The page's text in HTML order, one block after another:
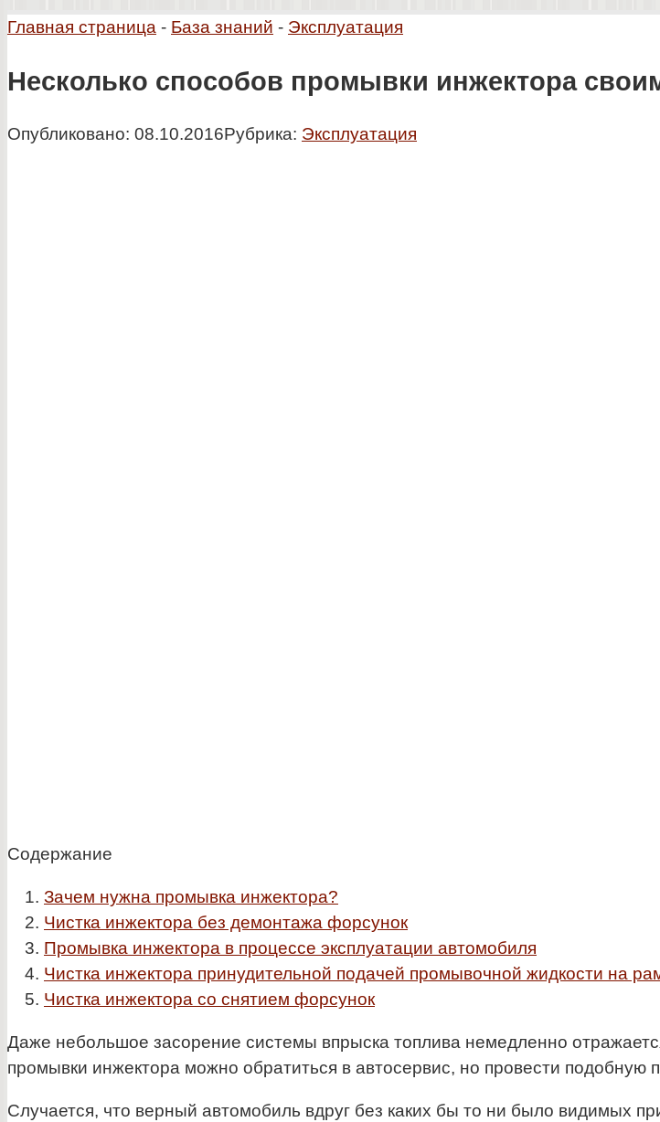
Главная страница - База знаний - Эксплуатация
Несколько способов промывки инжектора
Опубликовано: 08.10.2016Рубрика: Эксплуатация
Содержание
Зачем нужна промывка инжектора?
Чистка инжектора без демонтажа форсунок
Промывка инжектора в процессе эксплуатации автомобиля
Чистка инжектора принудительной подачей промывочной жидкости на
Чистка инжектора со снятием форсунок
Даже небольшое засорение системы впрыска топлива немедленно
промывки инжектора можно обратиться в автосервис, но провести подобную
Случается, что верный автомобиль вдруг без каких бы то ни было видимых